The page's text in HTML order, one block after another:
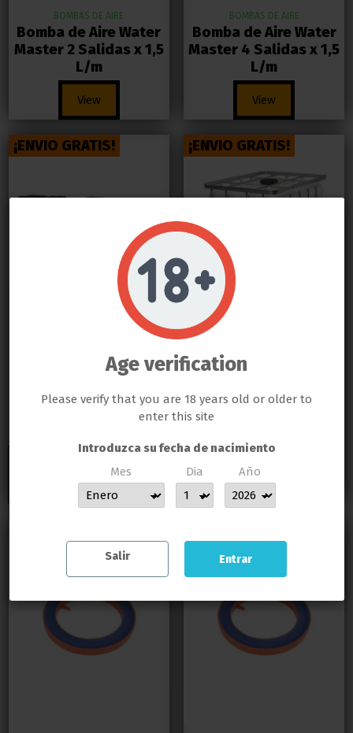
BOMBAS DE AIRE
Bomba de Aire Water
Master 2 Salidas x 1,5
L/m
View
BOMBAS DE AIRE
Bomba de Aire Water
Master 4 Salidas x 1,5
L/m
View
¡ENVIO GRATIS!
DEPOSITOS Y CONTENEDORES
Deposito de Agua
Neptune Hydroponics
Flexible
Añadir al
carrito
¡ENVIO GRATIS!
DEPOSITOS Y CONTENEDORES
Deposito de Agua
Werit EcoLine Pallet
Plastico
carrito
Age verification
Please verify that you are 18 years old or older to
enter this site
Introduzca su fecha de nacimiento
Mes
Dia Año
Salir Entrar
LLAMAS GROW NO VENDE ABSOLUTAMENTE NINGÚN PRODUCTO QUE ESTE FUERA DE LA LEY
TODOS LOS PRODUCTOS QUE SE VENDEN EN ESTA WEB SON EXCLUSIVAMENTE PARA LA HORTICULTURA
PROFESIONAL
GERMINAR NI CULTIVAR, SI ALGÚN CLIENTE DE LLAMAS GROW NO RESPETA LA LEY SERÁ BAJO SU
RESPONSABILIDAD
MUCHAS GRACIAS POR CONFIAR EN LLAMAS GROW